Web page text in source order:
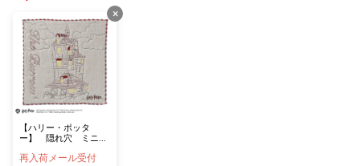
×
【ハリー・ポッタ
ー】 隠れ穴 ミニタ
再入荷メール受付